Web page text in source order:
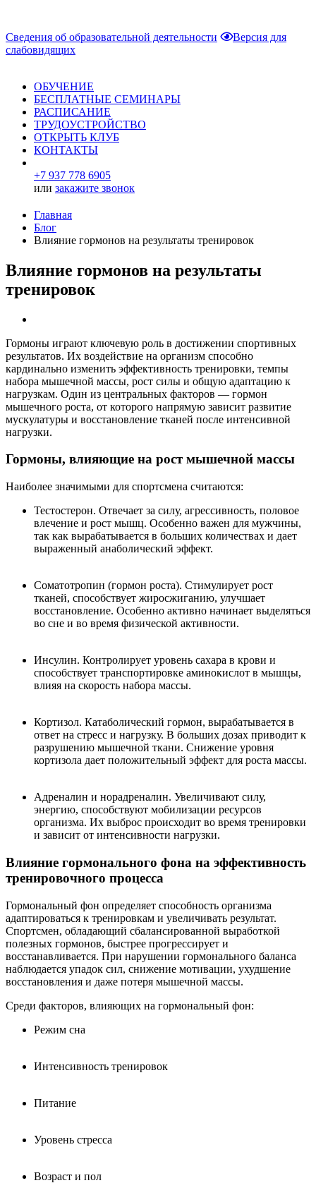
Сведения об образовательной деятельности
Версия для
слабовидящих
ОБУЧЕНИЕ
БЕСПЛАТНЫЕ СЕМИНАРЫ
РАСПИСАНИЕ
ТРУДОУСТРОЙСТВО
ОТКРЫТЬ КЛУБ
КОНТАКТЫ
+7 937 778 6905
или закажите звонок
Главная
Блог
Влияние гормонов на результаты тренировок
Влияние гормонов на результаты
тренировок
Гормоны играют ключевую роль в достижении спортивных
результатов. Их воздействие на организм способно
кардинально изменить эффективность тренировки, темпы
набора мышечной массы, рост силы и общую адаптацию к
нагрузкам. Один из центральных факторов — гормон
мышечного роста, от которого напрямую зависит развитие
мускулатуры и восстановление тканей после интенсивной
нагрузки.
Гормоны, влияющие на рост мышечной массы
Наиболее значимыми для спортсмена считаются:
Тестостерон. Отвечает за силу, агрессивность, половое
влечение и рост мышц. Особенно важен для мужчины,
так как вырабатывается в больших количествах и дает
выраженный анаболический эффект.
Соматотропин (гормон роста). Стимулирует рост
тканей, способствует жиросжиганию, улучшает
восстановление. Особенно активно начинает выделяться
во сне и во время физической активности.
Инсулин. Контролирует уровень сахара в крови и
способствует транспортировке аминокислот в мышцы,
влияя на скорость набора массы.
Кортизол. Катаболический гормон, вырабатывается в
ответ на стресс и нагрузку. В больших дозах приводит к
разрушению мышечной ткани. Снижение уровня
кортизола дает положительный эффект для роста массы.
Адреналин и норадреналин. Увеличивают силу,
энергию, способствуют мобилизации ресурсов
организма. Их выброс происходит во время тренировки
и зависит от интенсивности нагрузки.
Влияние гормонального фона на эффективность
тренировочного процесса
Гормональный фон определяет способность организма
адаптироваться к тренировкам и увеличивать результат.
Спортсмен, обладающий сбалансированной выработкой
полезных гормонов, быстрее прогрессирует и
восстанавливается. При нарушении гормонального баланса
наблюдается упадок сил, снижение мотивации, ухудшение
восстановления и даже потеря мышечной массы.
Среди факторов, влияющих на гормональный фон:
Режим сна
Интенсивность тренировок
Питание
Уровень стресса
Возраст и пол